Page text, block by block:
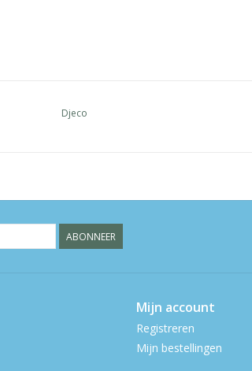
Djeco
ABONNEER
Mijn account
Registreren
Mijn bestellingen